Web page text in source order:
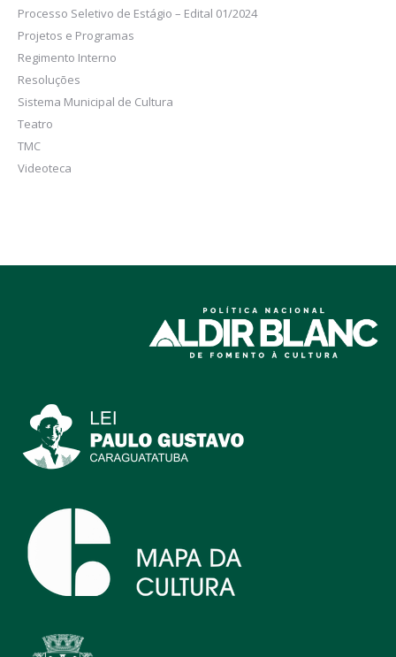
Processo Seletivo de Estágio – Edital 01/2024
Projetos e Programas
Regimento Interno
Resoluções
Sistema Municipal de Cultura
Teatro
TMC
Videoteca